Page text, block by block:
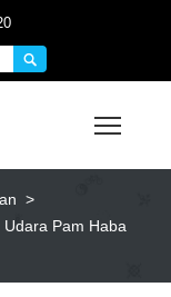

>
Pam Haba